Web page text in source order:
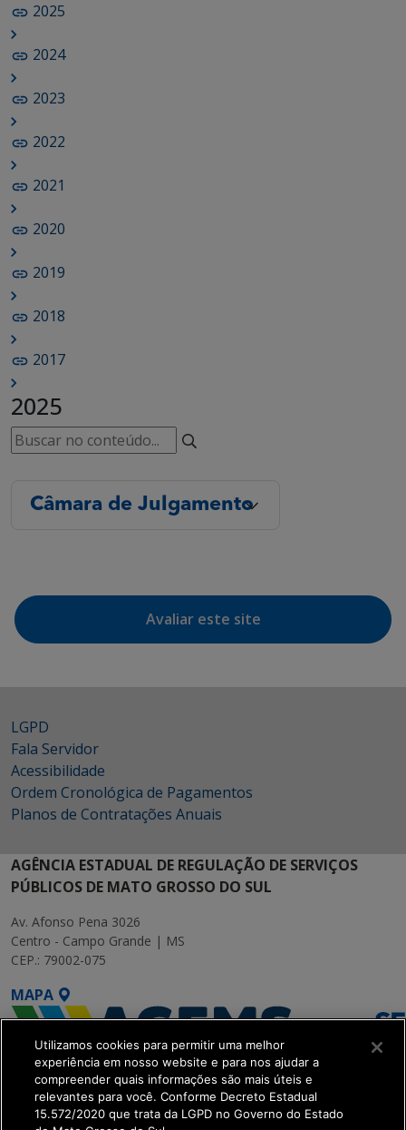
2025
2024
2023
2022
2021
2020
2019
2018
2017
2025
Câmara de Julgamento
Avaliar este site
LGPD
Fala Servidor
Acessibilidade
Ordem Cronológica de Pagamentos
Planos de Contratações Anuais
AGÊNCIA ESTADUAL DE REGULAÇÃO DE SERVIÇOS
PÚBLICOS DE MATO GROSSO DO SUL
Av. Afonso Pena 3026
Centro - Campo Grande | MS
CEP.: 79002-075
MAPA
SETDIG | Secretaria-
Utilizamos cookies para permitir uma melhor
experiência em nosso website e para nos ajudar a
compreender quais informações são mais úteis e
relevantes para você. Conforme Decreto Estadual
15.572/2020 que trata da LGPD no Governo do Estado